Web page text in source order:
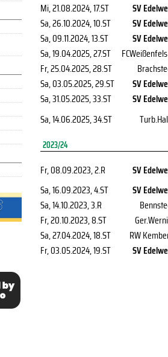
Mi, 21.08.2024, 17.ST
SV
Sa, 26.10.2024, 10.ST
SV
Sa, 09.11.2024, 13.ST
SV
Sa, 19.04.2025, 27.ST
Fr, 25.04.2025, 28.ST
Sa, 03.05.2025, 29.ST
SV
Sa, 31.05.2025, 33.ST
SV
Sa, 14.06.2025, 34.ST
2023/24
Fr, 08.09.2023, 2.R
SV
Sa, 16.09.2023, 4.ST
SV
Sa, 14.10.2023, 3.R
Fr, 20.10.2023, 8.ST
Sa, 27.04.2024, 18.ST
RW
Fr, 03.05.2024, 19.ST SV